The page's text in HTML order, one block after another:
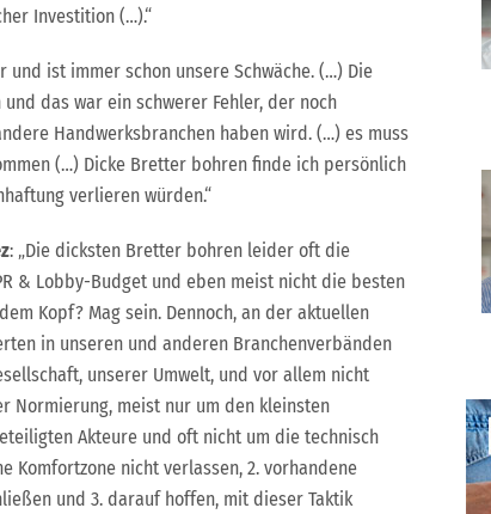
Investition (…).“
und ist immer schon unsere Schwäche. (…) Die
das war ein schwerer Fehler, der noch
Handwerksbranchen haben wird. (…) es muss
(…) Dicke Bretter bohren finde ich persönlich
verlieren würden.“
: „Die dicksten Bretter bohren leider oft die
& Lobby-Budget und eben meist nicht die besten
Kopf? Mag sein. Dennoch, an der aktuellen
in unseren und anderen Branchenverbänden
unserer Umwelt, und vor allem nicht
Normierung, meist nur um den kleinsten
Akteure und oft nicht um die technisch
Komfortzone nicht verlassen, 2. vorhandene
und 3. darauf hoffen, mit dieser Taktik